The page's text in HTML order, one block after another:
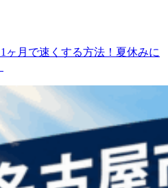
1ヶ月で速くする方法！夏休みに